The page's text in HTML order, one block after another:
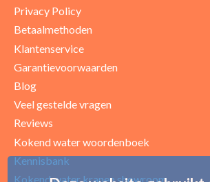
Uw beoordeling
Privacy Policy
Betaalmethoden
Klantenservice
Garantievoorwaarden
Blog
Veel gestelde vragen
Reviews
Kokend water woordenboek
Kennisbank
Kokend water kranen showroom